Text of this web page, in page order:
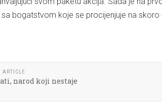
bogatstvom koje se procijenjuje na skoro
ARTICLE
narod koji nestaje